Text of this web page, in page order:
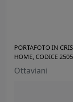
PORTAFOTO IN
HOME, CODICE
Ottaviani